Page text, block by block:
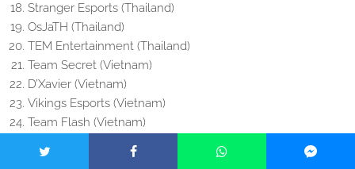
Stranger Esports (Thailand)
OsJaTH (Thailand)
TEM Entertainment (Thailand)
Team Secret (Vietnam)
D’Xavier (Vietnam)
Vikings Esports (Vietnam)
Team Flash (Vietnam)